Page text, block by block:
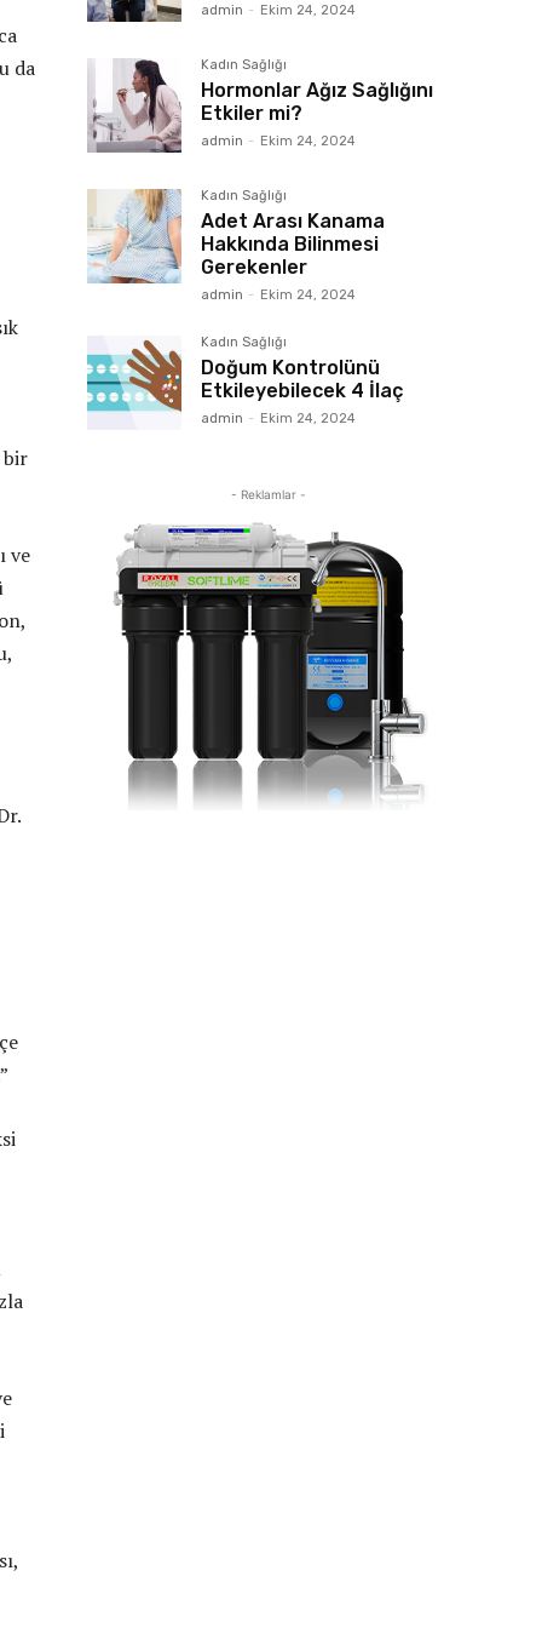
da
bir
ve
admin - Ekim 24, 2024
Kadın Sağlığı
Hormonlar Ağız Sağlığını
Etkiler mi?
admin - Ekim 24, 2024
Kadın Sağlığı
Adet Arası Kanama
Hakkında Bilinmesi
Gerekenler
admin - Ekim 24, 2024
Kadın Sağlığı
Doğum Kontrolünü
Etkileyebilecek 4 İlaç
admin - Ekim 24, 2024
- Reklamlar -